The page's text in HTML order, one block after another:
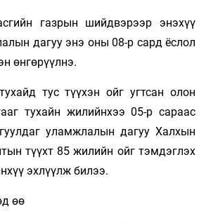
газрын шийдвэрээр энэхүү
дагуу энэ оны 08-р сард ёслол
өнгөрүүлнэ.
тус түүхэн ойг угтсан олон
тухайн жилийнхээ 05-р сараас
уламжлалын дагуу Халхын
түүхт 85 жилийн ойг тэмдэглэх
эхлүүлж билээ.
өө